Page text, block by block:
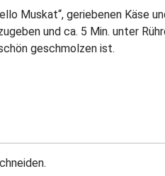
Muskat“, geriebenen Käse
und ca. 5 Min. unter
geschmolzen ist.